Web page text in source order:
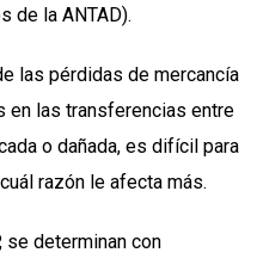
de la ANTAD).
las pérdidas de mercancía
en las transferencias entre
o dañada, es difícil para
razón le afecta más.
se determinan con